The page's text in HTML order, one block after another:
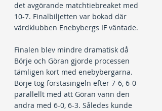
det avgörande matchtiebreaket med
10-7. Finalbiljetten var bokad där
värdklubben Enebybergs IF väntade.
Finalen blev mindre dramatisk då
Börje och Göran gjorde processen
tämligen kort med enebybergarna.
Börje tog förstasingeln efter 7-6, 6-0
parallellt med att Göran vann den
andra med 6-0, 6-3. Således kunde